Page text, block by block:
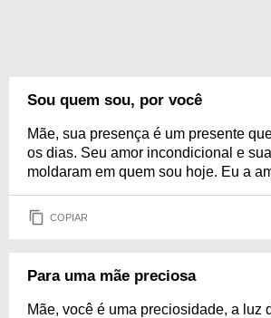
Sou quem sou, por você
Mãe, sua presença é um presente
os dias. Seu amor incondicional e
moldaram em quem sou hoje. Eu a
COPIAR
Para uma mãe preciosa
Mãe, você é uma preciosidade, a luz